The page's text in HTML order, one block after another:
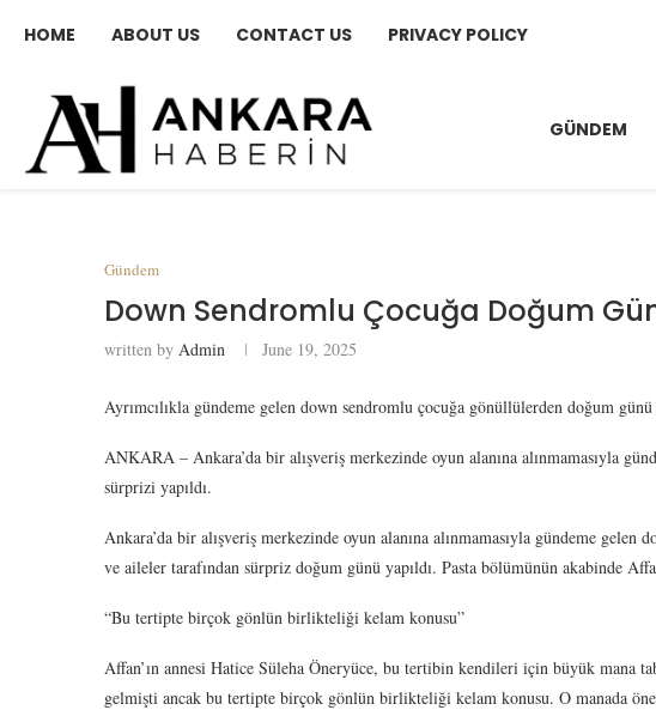
HOME ABOUT US CONTACT US PRIVACY POLICY
GÜNDEM
Gündem
Down Sendromlu Çocuğa Doğum
written by Admin June 19, 2025
Ayrımcılıkla gündeme gelen down sendromlu çocuğa gönüllülerden doğum
ANKARA – Ankara’da bir alışveriş merkezinde oyun alanına alınmamasıyla
sürprizi yapıldı.
Ankara’da bir alışveriş merkezinde oyun alanına alınmamasıyla gündeme
ve aileler tarafından sürpriz doğum günü yapıldı. Pasta bölümünün akabinde
“Bu tertipte birçok gönlün birlikteliği kelam konusu”
Affan’ın annesi Hatice Süleha Öneryüce, bu tertibin kendileri için büyük mana
gelmişti ancak bu tertipte birçok gönlün birlikteliği kelam konusu. O manada